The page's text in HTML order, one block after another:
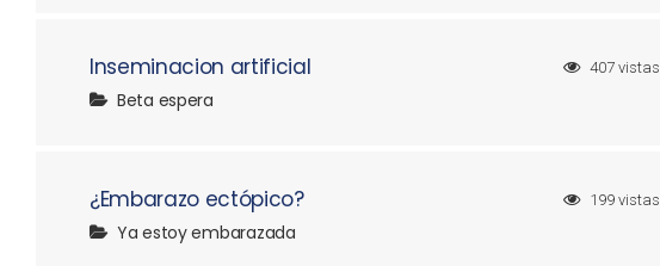
Inseminacion artificial
Beta espera
407 vistas
¿Embarazo ectópico?
Ya estoy embarazada
199 vistas